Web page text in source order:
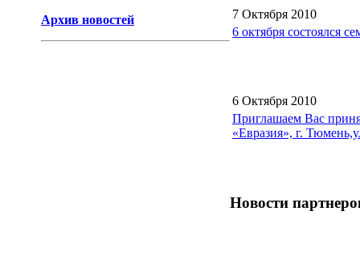
Архив новостей
7 Октября 2010
6 октября состоялся
6 Октября 2010
Приглашаем Вас
«Евразия», г.
Новости